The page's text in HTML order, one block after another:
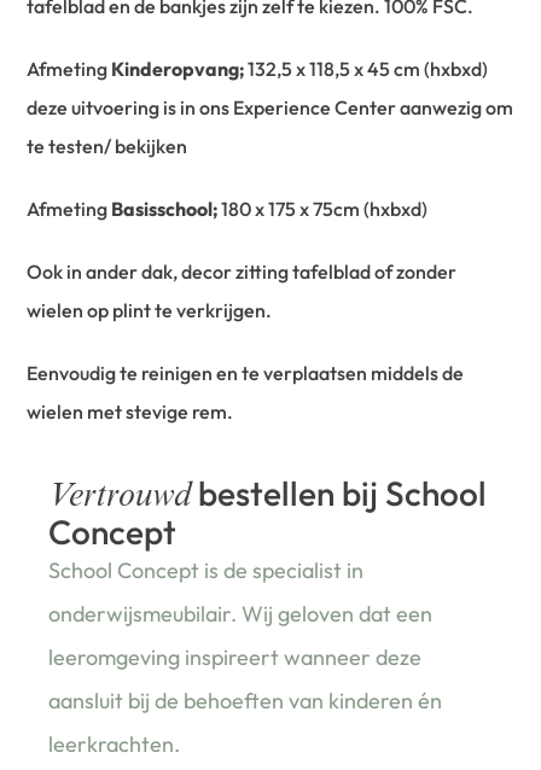
tafelblad en de bankjes zijn zelf te kiezen. 100% FSC.
Afmeting Kinderopvang;132,5 x 118,5 x 45 cm (hxbxd)
deze uitvoering is in ons Experience Center aanwezig om
te testen/ bekijken
Afmeting Basisschool;180 x 175 x 75cm (hxbxd)
Ook in ander dak, decor zitting tafelblad of zonder
wielen op plint te verkrijgen.
Eenvoudig te reinigen en te verplaatsen middels de
wielen met stevige rem.
Vertrouwdbestellen bij School
Concept
School Concept is de specialist in
onderwijsmeubilair. Wij geloven dat een
leeromgeving inspireert wanneer deze
aansluit bij de behoeften van kinderen én
leerkrachten.